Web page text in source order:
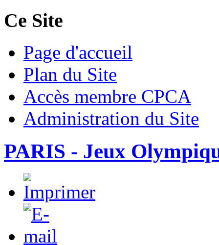
Ce Site
Page d'accueil
Plan du Site
Accès membre CPCA
Administration du Site
PARIS - Jeux